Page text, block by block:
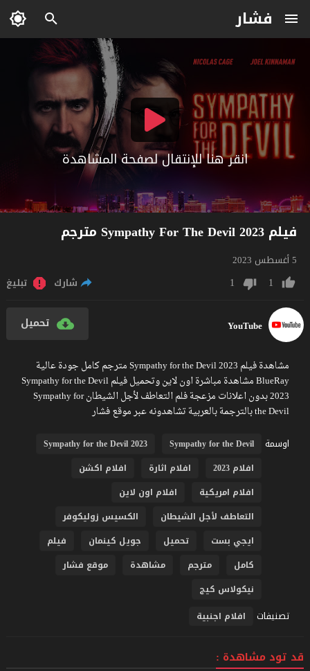
فشار
انقر هنا للإنتقال لصفحة المشاهدة
فيلم Sympathy For The Devil 2023 مترجم
5 أغسطس 2023
1
1 شارك تبليغ
YouTube تحميل
مشاهدة فيلم Sympathy for the Devil 2023 مترجم كامل جودة عالية
BlueRay مشاهدة مباشرة اون لاين وتحميل فيلم Sympathy for the Devil
2023 بدون اعلانات مزعجة فلم التعاطف لأجل الشيطان Sympathy for
the Devil بالترجمة بالعربية تشاهدونه عبر موقع فشار
اوسمة
Sympathy for the Devil
Sympathy for the Devil 2023
افلام 2023
افلام اثارة
افلام اكشن
افلام امريكية
افلام اون لاين
التعاطف لأجل الشيطان
الكسيس زوليكوفر
ايجي بست
تحميل جويل كينمان
فيلم
كامل
مترجم مشاهدة
موقع فشار
نيكولاس كيج
تصنيفات افلام اجنبية
قد تود مشاهدة :